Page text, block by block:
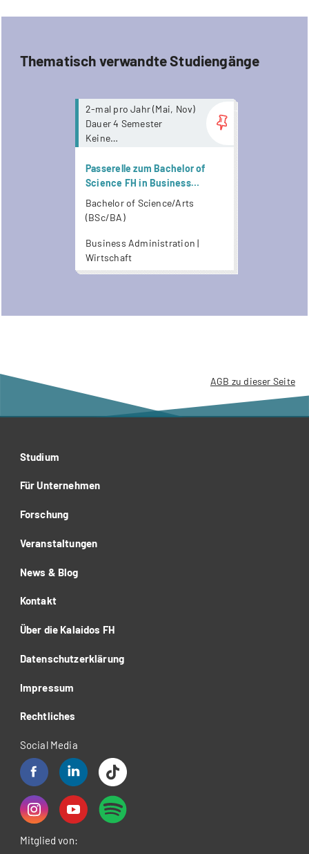
Thematisch verwandte Studiengänge
2-mal pro Jahr (Mai, Nov)
Dauer 4 Semester
Keine
Mai 2026 stehen
Unterrichtsaufnahmen
Passerelle zum Bachelor of
Science FH in Business
Administration (nach HF
Wirtschaft, Hotellerie,
Banking & Finance,
Versicherung)
Bachelor of Science/Arts
(BSc/BA)
Business Administration |
Wirtschaft
more...
AGB zu dieser Seite
Studium
Für Unternehmen
Forschung
Veranstaltungen
News & Blog
Kontakt
Über die Kalaidos FH
Datenschutzerklärung
Impressum
Rechtliches
Social Media
Mitglied von: